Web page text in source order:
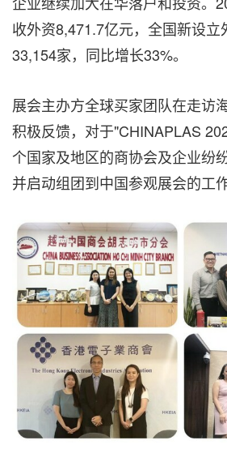
收外资8,471.7亿元，全国新设立
33,154家，同比增长33%。
展会主办方全球买家团队在走访
积极反馈，对于"CHINAPLAS
个国家及地区的商协会及企业纷
并启动组团到中国参观展会的工作